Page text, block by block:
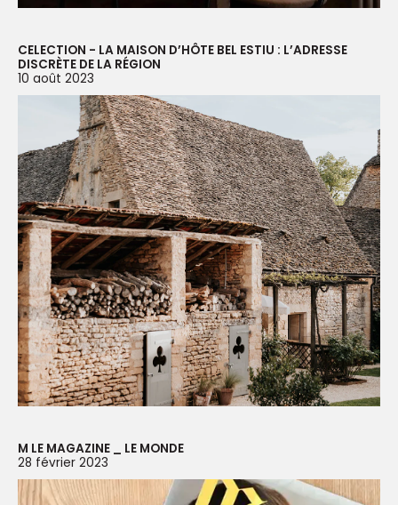
CELECTION - LA MAISON D’HÔTE BEL ESTIU : L’ADRESSE
DISCRÈTE DE LA RÉGION
10 août 2023
M LE MAGAZINE _ LE MONDE
28 février 2023